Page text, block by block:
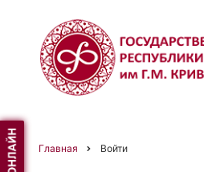
основному
содержанию
Главная Войти